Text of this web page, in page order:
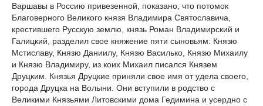
Варшавы в Россию привезенной, показано, что потомок
Благоверного Великого князя Владимира Святославича,
крестившего Русскую землю, князь Роман Владимирский и
Галицкий, разделил свое княжение пяти сыновьям: Князю
Мстиславу, Князю Даниилу, Князю Василько, Князю Михаилу
и Князю Владимиру, из коих Михаил писался Князем
Друцким. Князья Друцкие приняли свое имя от удела своего,
города Друцка на Волыни. Они вступили в родство с
Великими Князьями Литовскими дома Гедимина и усердно с